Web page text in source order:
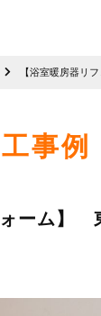
【浴室暖房器
事例
ォーム